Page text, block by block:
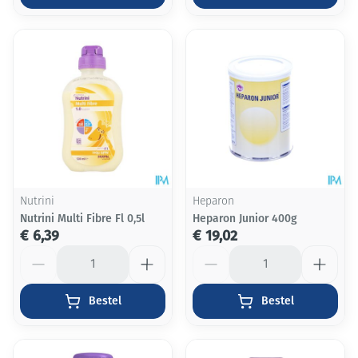
Nutrini
Nutrini Multi Fibre Fl 0,5l
€ 6,39
Bestel
Heparon
Heparon Junior 400g
€ 19,02
Bestel